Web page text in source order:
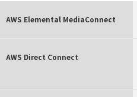
AWS Elemental MediaConnect
AWS Direct Connect